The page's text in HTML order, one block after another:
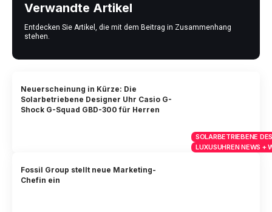
Verwandte Artikel
Entdecken Sie Artikel, die mit dem Beitrag in Zusammenhang
stehen.
SOLARBETRIEBENE
LUXUSUHREN NEWS +
Neuerscheinung in Kürze: Die
Solarbetriebene Designer Uhr Casio G-
Shock G-Squad GBD-300 für Herren
Fossil Group stellt neue Marketing-
Chefin ein